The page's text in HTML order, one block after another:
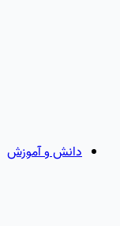
دانش و آموزش